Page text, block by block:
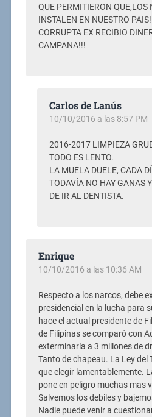
QUE PERMITIERON QUE,LOS
INSTALEN EN NUESTRO
CORRUPTA EX RECIBIO
CAMPANA!!!
Carlos de Lanús
10/10/2016 a las 8:57 PM
2016-2017 LIMPIEZA
TODO ES LENTO.
LA MUELA DUELE, CADA
TODAVÍA NO HAY GANAS
DE IR AL DENTISTA.
Enrique
10/10/2016 a las 10:36 AM
Respecto a los narcos, debe
presidencial en la lucha para
hace el actual presidente de
de Filipinas se comparó con
exterminaría a 3 millones de
Tanto de chapeau. La Ley del
que elegir lamentablemente.
pone en peligro muchas mas
Salvemos los debiles y
Nadie puede venir a